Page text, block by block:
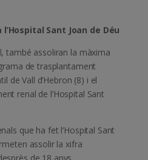
Sant Joan de Déu
també assoliran la màxima
de trasplantament
de Vall d’Hebron (8) i el
renal de l’Hospital Sant
que ha fet l’Hospital Sant
assolir la xifra